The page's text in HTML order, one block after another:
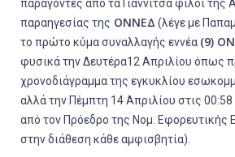
παράγοντες από τα Γιαννιτσά φίλοι της
παραηγεσίας της ΟΝΝΕΔ (λέγε με
το πρώτο κύμα συναλλαγής εννέα (9)
φυσικά την Δευτέρα12 Απριλίου όπως
χρονοδιάγραμμα της εγκυκλίου
αλλά την Πέμπτη 14 Απριλίου στις 00:58
από τον Πρόεδρο της Νομ. Εφορευτικής
στην διάθεση κάθε αμφισβητία).